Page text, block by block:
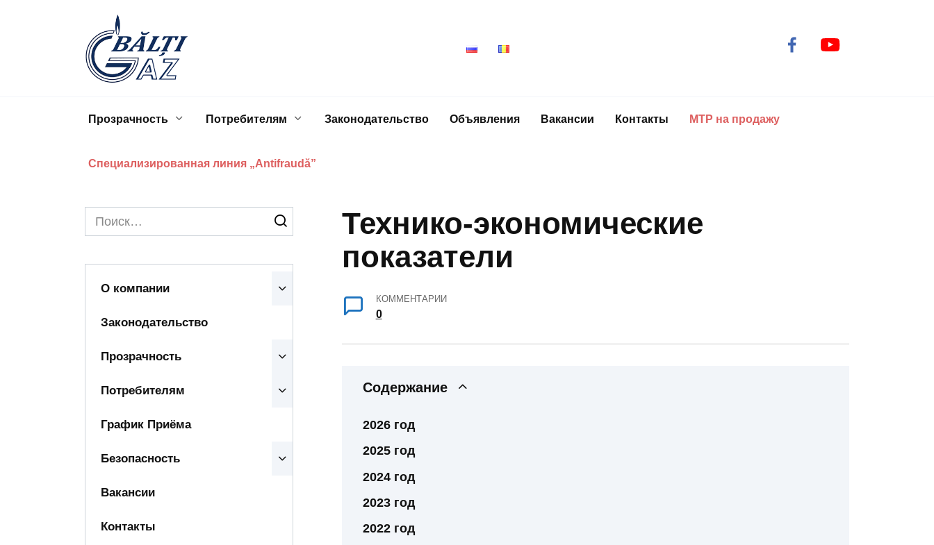
Прозрачность Потребителям Законодательство Объявления Вакансии Контакты МТР на продажу
Специализированная линия „Antifraudă”
Технико-экономические
показатели
КОММЕНТАРИИ
0
Содержание
2026 год
2025 год
2024 год
2023 год
2022 год
Search
for:
О компании
Законодательство
Прозрачность
Потребителям
График Приёма
Безопасность
Вакансии
Контакты